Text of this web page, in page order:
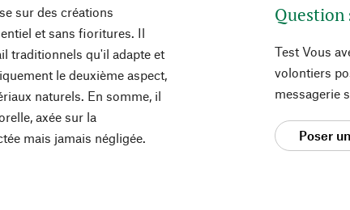
sur des créations
et sans fioritures. Il
traditionnels qu'il adapte et
le deuxième aspect,
naturels. En somme, il
axée sur la
mais jamais négligée.
Test Vous
volontiers
messagerie
Poser